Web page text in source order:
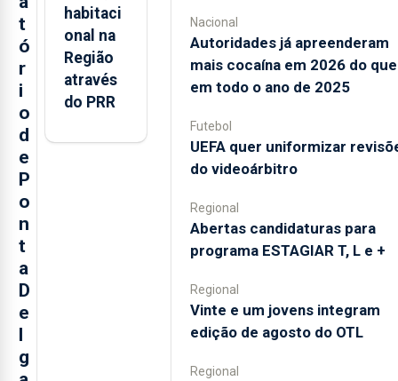
t
ó
r
i
o
d
e
P
o
n
t
a
D
e
l
g
habitaci
onal na
Região
através
do PRR
Nacional
Autoridades já apreenderam
mais cocaína em 2026 do que
em todo o ano de 2025
Futebol
UEFA quer uniformizar
do videoárbitro
Regional
Abertas candidaturas para
programa ESTAGIAR T, L e +
Regional
Vinte e um jovens integram
edição de agosto do OTL
Regional